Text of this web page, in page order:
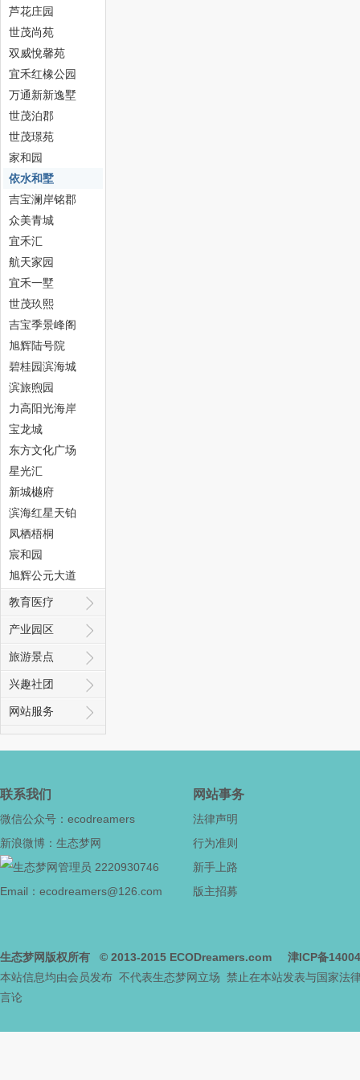
津
生
态
芦花庄园
世茂尚苑
双威悅馨苑
宜禾红橡公园
万通新新逸墅
世茂泊郡
世茂璟苑
家和园
依水和墅
吉宝澜岸铭郡
众美青城
宜禾汇
航天家园
宜禾一墅
世茂玖熙
吉宝季景峰阁
旭辉陆号院
碧桂园滨海城
滨旅煦园
力高阳光海岸
宝龙城
东方文化广场
星光汇
新城樾府
滨海红星天铂
凤栖梧桐
宸和园
旭辉公元大道
教育医疗
产业园区
旅游景点
兴趣社团
网站服务
联系我们
微信公众号：ecodreamers
新浪微博：生态梦网
2220930746
Email：ecodreamers@126.com
网站事务
法律声明
行为准则
新手上路
版主招募
生态梦网版权所有 © 2013-2015 ECODreamers.com
津ICP备
本站信息均由会员发布 不代表生态梦网立场 禁止在本站发表与国家法
言论